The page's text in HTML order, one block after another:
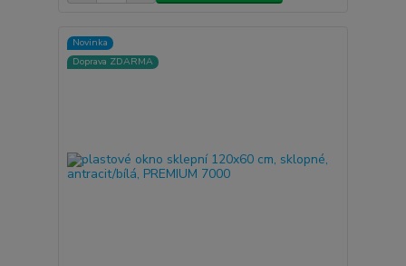
Novinka
Doprava ZDARMA